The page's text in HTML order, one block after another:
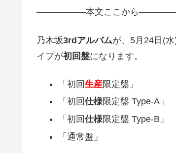
—————–本文ここから
乃木坂3rdアルバムが、5月24日(
イプが初回盤になります。
「初回生産限定盤」
「初回仕様限定盤 Type-A」
「初回仕様限定盤 Type-B」
「通常盤」